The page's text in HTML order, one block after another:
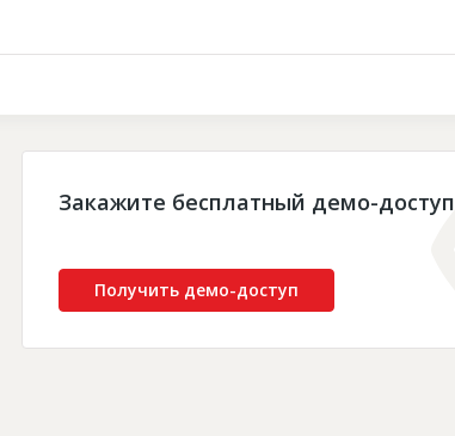
Закажите бесплатный демо-доступ
Получить демо-доступ